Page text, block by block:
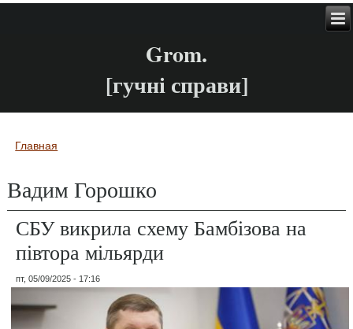
Grom.
[гучні справи]
Вы здесь
Главная
Вадим Горошко
СБУ викрила схему Бамбізова на
півтора мільярди
пт, 05/09/2025 - 17:16